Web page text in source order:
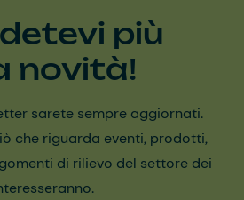
più
novità!
sarete sempre aggiornati.
che riguarda eventi, prodotti,
di rilievo del settore dei